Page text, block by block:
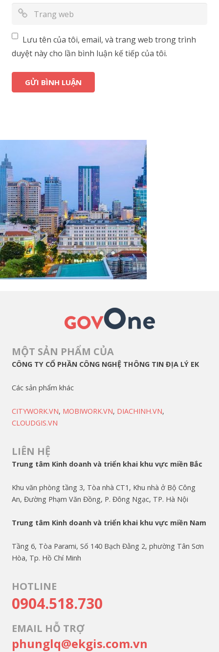
Lưu tên của tôi, email, và trang web trong trình
duyệt này cho lần bình luận kế tiếp của tôi.
MỘT SẢN PHẨM CỦA
CÔNG TY CỔ PHẦN CÔNG NGHỆ THÔNG TIN ĐỊA LÝ EK
Các sản phẩm khác
CITYWORK.VN, MOBIWORK.VN, DIACHINH.VN,
CLOUDGIS.VN
LIÊN HỆ
Trung tâm Kinh doanh và triển khai khu vực miền Bắc
Khu văn phòng tầng 3, Tòa nhà CT1, Khu nhà ở Bộ Công
An, Đường Phạm Văn Đồng, P. Đông Ngạc, TP. Hà Nội
Trung tâm Kinh doanh và triển khai khu vực miền Nam
Tầng 6, Tòa Parami, Số 140 Bạch Đằng 2, phường Tân Sơn
Hòa, Tp. Hồ Chí Minh
HOTLINE
0904.518.730
EMAIL HỖ TRỢ
phunglq@ekgis.com.vn